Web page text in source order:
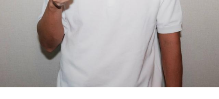
購入したのか…？ 詳しくはradikoタイムフリーで！